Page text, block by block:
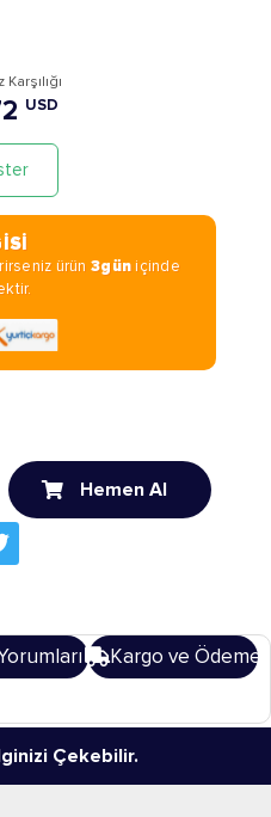
Karşılığı
USD
ürün 3güniçinde
Hemen Al
Kargo ve Ödeme
Çekebilir.